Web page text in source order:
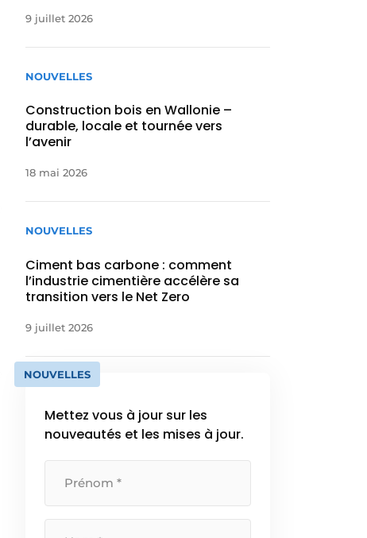
9 juillet 2026
NOUVELLES
Construction bois en Wallonie –
durable, locale et tournée vers
l’avenir
18 mai 2026
NOUVELLES
Ciment bas carbone : comment
l’industrie cimentière accélère sa
transition vers le Net Zero
9 juillet 2026
NOUVELLES
Mettez vous à jour sur les
nouveautés et les mises à jour.